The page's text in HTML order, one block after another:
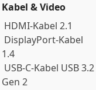
Kabel & Video
HDMI-Kabel 2.1
DisplayPort-Kabel
1.4
USB-C-Kabel USB 3.2
Gen 2